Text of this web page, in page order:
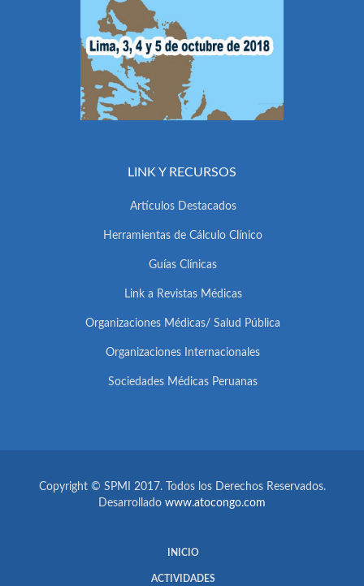
LINK Y RECURSOS
Artículos Destacados
Herramientas de Cálculo Clínico
Guías Clínicas
Link a Revistas Médicas
Organizaciones Médicas/ Salud Pública
Organizaciones Internacionales
Sociedades Médicas Peruanas
Copyright © SPMI 2017. Todos los Derechos Reservados.
Desarrollado www.atocongo.com
INICIO
ACTIVIDADES